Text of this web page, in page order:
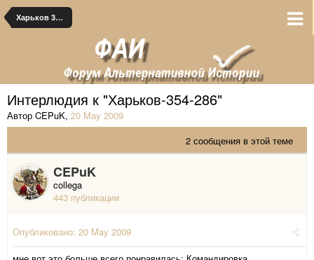
Харьков 354-286
Интерлюдия к "Харьков-354-286"
Автор CEPuK, 20 May 2009
2 сообщения в этой теме
CEPuK
collega
443 публикации
Опубликовано: 20 May 2009